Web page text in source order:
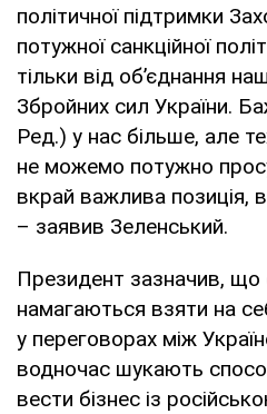
політичної підтримки
потужної санкційної
тільки від об’єднання
Збройних сил України.
Ред.) у нас більше, але
не можемо потужно
вкрай важлива позиція,
– заявив Зеленський.
Президент зазначив, що
намагаються взяти на
у переговорах між
водночас шукають
вести бізнес із